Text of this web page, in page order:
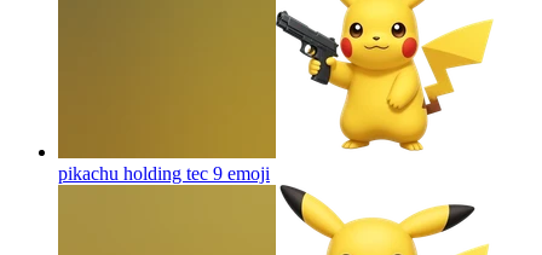
pikachu holding tec 9 emoji